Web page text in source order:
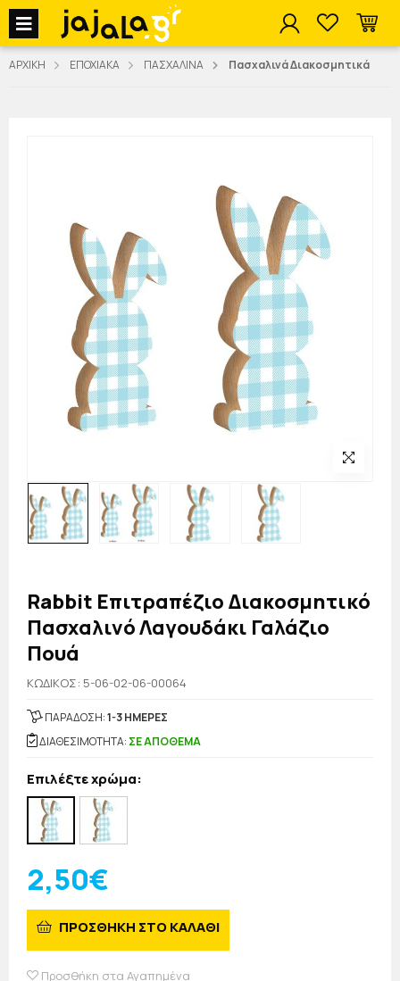
jajala Menu
ΑΡΧΙΚΗ ΕΠΟΧΙΑΚΑ ΠΑΣΧΑΛΙΝΑ Πασχαλινά Διακοσμητικά
Rabbit Επιτραπέζιο Διακοσμητικό
Πασχαλινό Λαγουδάκι Γαλάζιο
Πουά
KΩΔΙΚΟΣ: 5-06-02-06-00064
ΠΑΡΑΔΟΣΗ:1-3 ΗΜΕΡΕΣ
ΔΙΑΘΕΣΙΜΟΤΗΤΑ: ΣΕ ΑΠΟΘΕΜΑ
Επιλέξτε χρώμα:
2,50€
ΠΡΟΣΘΗΚΗ ΣΤΟ ΚΑΛΑΘΙ
Προσθήκη στα Αγαπημένα